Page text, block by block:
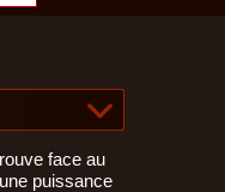
face au
puissance